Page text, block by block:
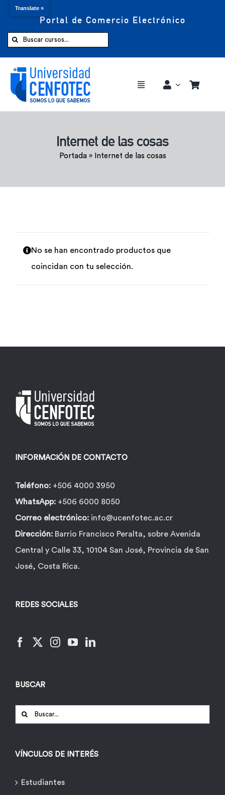
Portal de Comercio Electrónico
Buscar:
Toggle
Comprar ahora
Internet de las cosas
Portada» Internet de las cosas
No se han encontrado productos que
coincidan con tu selección.
INFORMACIÓN DE CONTACTO
Teléfono: +506 4000 3950
WhatsApp: +506 6000 8050
Correo electrónico: info@ucenfotec.ac.cr
Dirección: Barrio Francisco Peralta, sobre Avenida
Central y Calle 33, 10104 San José, Provincia de San
José, Costa Rica.
REDES SOCIALES
BUSCAR
Buscar:
VÍNCULOS DE INTERÉS
Estudiantes
Translate »